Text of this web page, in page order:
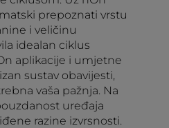
prepoznati vrstu
i veličinu
idealan ciklus
aplikacije i umjetne
sustav obavijesti,
vaša pažnja. Na
uređaja
razine izvrsnosti.